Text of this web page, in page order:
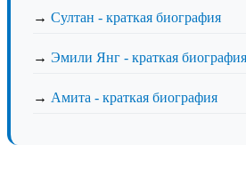
→ Султан - краткая биография
→ Эмили Янг - краткая биография
→ Амита - краткая биография